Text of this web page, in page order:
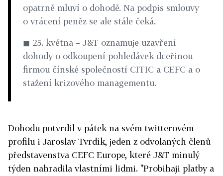
opatrně mluví o dohodě. Na podpis smlouvy
o vrácení peněz se ale stále čeká.
◼ 25. května – J&T oznamuje uzavření
dohody o odkoupení pohledávek dceřinou
firmou čínské společností CITIC a CEFC a o
stažení krizového managementu.
Dohodu potvrdil v pátek na svém twitterovém
profilu i Jaroslav Tvrdík, jeden z odvolaných členů
představenstva CEFC Europe, které J&T minulý
týden nahradila vlastními lidmi. "Probihaji platby a